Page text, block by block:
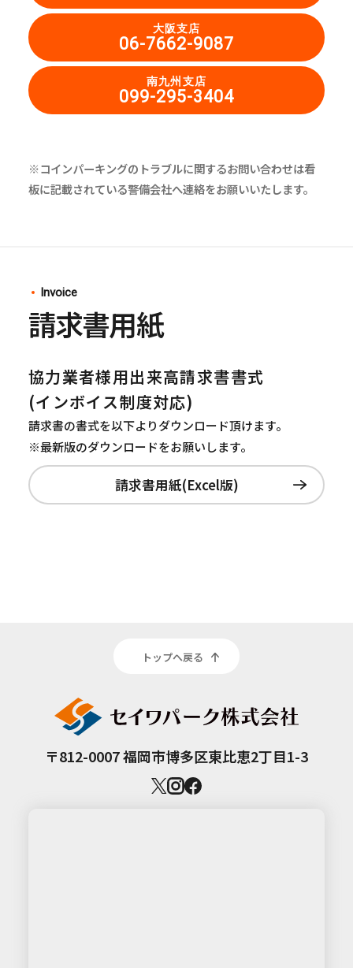
大阪支店
06-7662-9087
南九州支店
099-295-3404
※コインパーキングのトラブルに関するお問い合わせは看
板に記載されている警備会社へ連絡をお願いいたします。
Invoice
請求書用紙
協力業者様用出来高請求書書式
(インボイス制度対応)
請求書の書式を以下よりダウンロード頂けます。
※最新版のダウンロードをお願いします。
請求書用紙(Excel版)
トップへ戻る
〒812-0007 福岡市博多区東比恵2丁目1-3